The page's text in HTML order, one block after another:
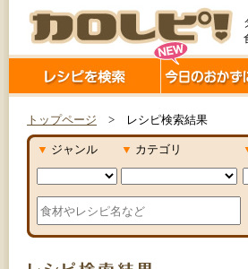
トップページ > レシピ検索結果
▼ ジャンル ▼ カテゴリ